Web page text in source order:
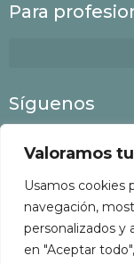
Valoramos
Usamos cookies
navegación,
personalizados y
en "Aceptar
Para
Síguenos
Colaboria©2022